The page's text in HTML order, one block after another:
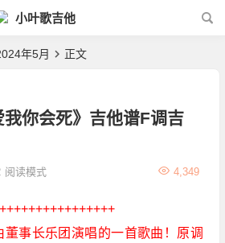
小叶歌吉他
年5月 正文
你会死》吉他谱F调吉
4,349
阅读模式
董事长乐团演唱的一首歌曲！原调